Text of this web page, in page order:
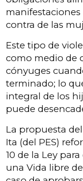
contra de las
Este tipo de
como medio de
cónyuges
terminado; lo
integral de los
puede
La propuesta
Ita (del PES)
10 de la Ley
una Vida libre